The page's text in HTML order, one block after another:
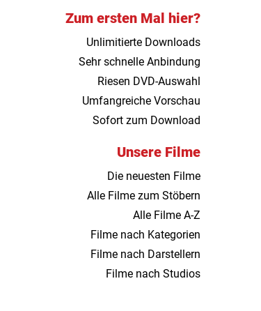
Zum ersten Mal hier?
Unlimitierte Downloads
Sehr schnelle Anbindung
Riesen DVD-Auswahl
Umfangreiche Vorschau
Sofort zum Download
Unsere Filme
Die neuesten Filme
Alle Filme zum Stöbern
Alle Filme A-Z
Filme nach Kategorien
Filme nach Darstellern
Filme nach Studios